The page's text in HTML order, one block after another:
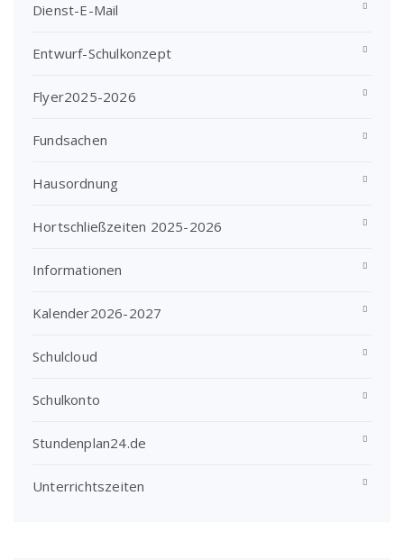
Dienst-E-Mail
Entwurf-Schulkonzept
Flyer2025-2026
Fundsachen
Hausordnung
Hortschließzeiten 2025-2026
Informationen
Kalender2026-2027
Schulcloud
Schulkonto
Stundenplan24.de
Unterrichtszeiten